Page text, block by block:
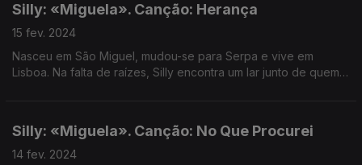
Silly: «Miguela». Canção: Herança
15 fev. 2024
Nasceu em São Miguel, mudou-se para Serpa e vive em
Lisboa. Na falta de raízes, Silly encontra um lar junto de quem
Silly: «Miguela». Canção: No Que Procurei
14 fev. 2024